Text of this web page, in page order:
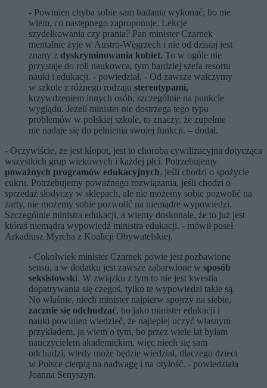
- Powinien chyba sobie sam badania wykonać, bo nie
wiem, co następnego zaproponuje. Lekcje
szydełkowania czy prania? Pan minister Czarnek
mentalnie żyje w Austro-Węgrzech i nie od dzisiaj jest
znany z dyskryminowania kobiet. To w ogóle nie
przystaje do roli naukowca, tym bardziej szefa resortu
nauki i edukacji. - powiedział. - Od zawsze walczymy
w szkole z różnego rodzaju stereotypami,
krzywdzeniem innych osób, szczególnie na punkcie
wyglądu. Jeżeli minister nie dostrzega tego typu
problemów w polskiej szkole, to znaczy, że zupełnie
nie nadaje się do pełnienia swojej funkcji. – dodał.
- Oczywiście, że jest kłopot, jest to choroba cywilizacyjna dotycząca
wszystkich grup wiekowych i każdej płci. Potrzebujemy
poważnych programów edukacyjnych, jeśli chodzi o spożycie
cukru. Potrzebujemy poważnego rozwiązania, jeśli chodzi o
sprzedaż słodyczy w sklepach, ale nie możemy sobie pozwolić na
żarty, nie możemy sobie pozwolić na niemądre wypowiedzi.
Szczególnie ministra edukacji, a wiemy doskonale, że to już jest
któraś niemądra wypowiedź ministra edukacji. - mówił poseł
Arkadiusz Myrcha z Koalicji Obywatelskiej.
- Cokolwiek minister Czarnek powie jest pozbawione
sensu, a w dodatku jest zawsze zabarwione w sposób
seksistowski. W związku z tym to nie jest kwestia
dopatrywania się czegoś, tylko te wypowiedzi takie są.
No właśnie, niech minister najpierw spojrzy na siebie,
zacznie się odchudzać, bo jako minister edukacji i
nauki powinien wiedzieć, że najlepiej uczyć własnym
przykładem, ja wiem o tym, bo przez wiele lat byłam
nauczycielem akademickim, więc niech się sam
odchudzi, wtedy może będzie wiedział, dlaczego dzieci
w Polsce cierpią na nadwagę i na otyłość. - powiedziała
Joanna Senyszyn.